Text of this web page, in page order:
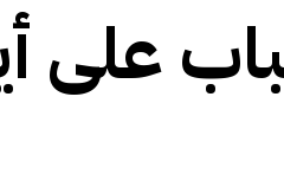
على